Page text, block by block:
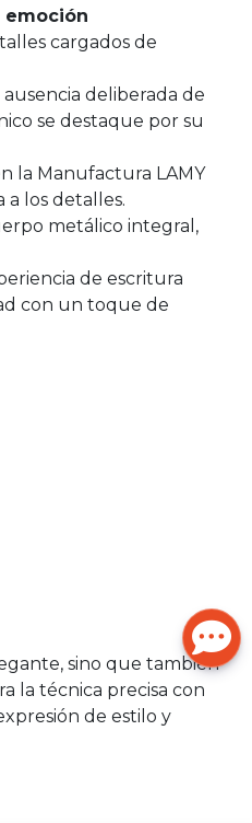
emoción
cargados de
deliberada de
se destaque por su
la Manufactura LAMY
los detalles.
metálico integral,
de escritura
con un toque de
sino que también
la técnica precisa con
de estilo y